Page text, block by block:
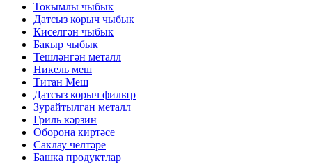
Токымлы чыбык
Датсыз корыч чыбык
Киселгән чыбык
Бакыр чыбык
Тешләнгән металл
Никель меш
Титан Меш
Датсыз корыч фильтр
Зурайтылган металл
Гриль кәрзин
Оборона киртәсе
Саклау челтәре
Башка продуктлар